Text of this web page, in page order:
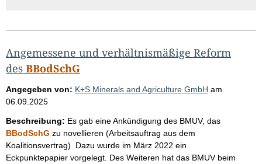
Angemessene und verhältnismäßige Reform
des BBodSchG
Angegeben von: K+S Minerals and Agriculture GmbH am
06.09.2025
Beschreibung: Es gab eine Ankündigung des BMUV, das
BBodSchG zu novellieren (Arbeitsauftrag aus dem
Koalitionsvertrag). Dazu wurde im März 2022 ein
Eckpunktepapier vorgelegt. Des Weiteren hat das BMUV beim